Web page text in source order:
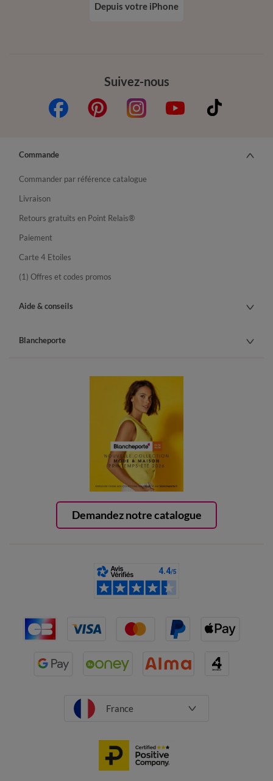
Suivez-nous
Depuis votre iPhone
Demandez notre catalogue
Commande
Commander par référence catalogue
Livraison
Retours gratuits en Point Relais®
Paiement
Carte 4 Etoiles
(1) Offres et codes promos
Aide & conseils
Blancheporte
France